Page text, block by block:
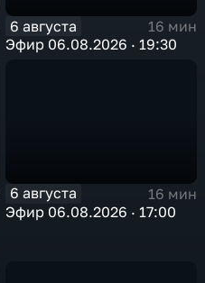
6 августа
16 мин
Эфир 06.08.2026 · 19:30
6 августа
16 мин
Эфир 06.08.2026 · 17:00